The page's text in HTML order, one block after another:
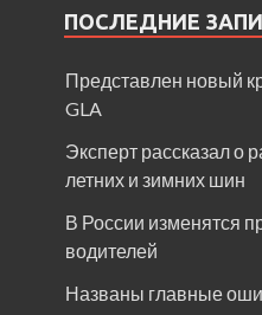
ПОСЛЕДНИЕ
Представлен новый
GLA
Эксперт рассказал о
летних и зимних шин
В России изменятся
водителей
Названы главные